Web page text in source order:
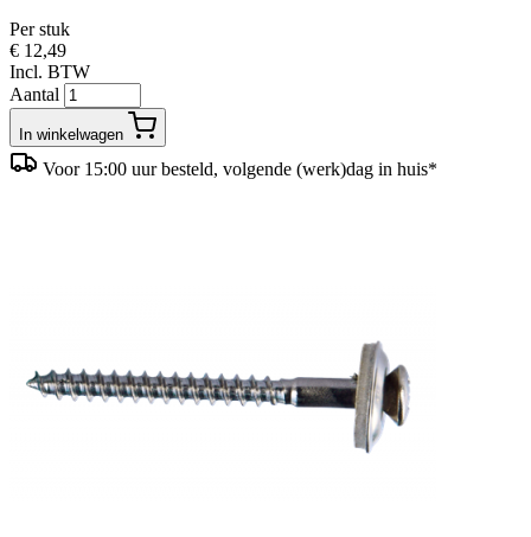
Per stuk
€ 12,49
Incl. BTW
Aantal
In winkelwagen
Voor 15:00 uur besteld, volgende (werk)dag in huis*